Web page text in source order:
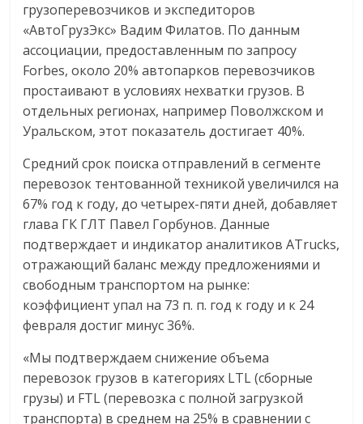
грузоперевозчиков и экспедиторов
«АвтоГрузЭкс» Вадим Филатов. По данным
ассоциации, предоставленным по запросу
Forbes, около 20% автопарков перевозчиков
простаивают в условиях нехватки грузов. В
отдельных регионах, например Поволжском и
Уральском, этот показатель достигает 40%.
Средний срок поиска отправлений в сегменте
перевозок тентованной техникой увеличился на
67% год к году, до четырех-пяти дней, добавляет
глава ГК ГЛТ Павел Горбунов. Данные
подтверждает и индикатор аналитиков ATrucks,
отражающий баланс между предложениями и
свободным транспортом на рынке:
коэффициент упал на 73 п. п. год к году и к 24
февраля достиг минус 36%.
«Мы подтверждаем снижение объема
перевозок грузов в категориях LTL (сборные
грузы) и FTL (перевозка с полной загрузкой
транспорта) в среднем на 25% в сравнении с